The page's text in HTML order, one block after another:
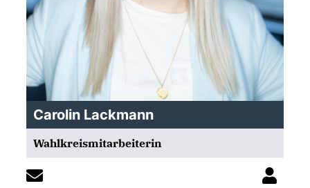
Carolin Lackmann
Wahlkreismitarbeiterin